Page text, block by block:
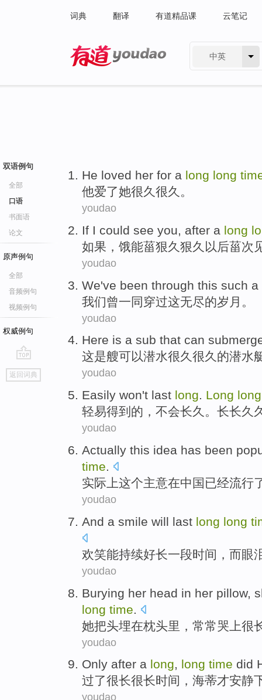
词典 翻译 有道精品课 云笔记
中英
双语例句
全部
口语
书面语
论文
原声例句
全部
音频例句
视频例句
权威例句
go
top
返回词典
He loved her for a long long
他爱了她很久 很久。
youdao
If I could see you, after a long
如果 ，饿能菑狠久狠久 以后菑次
youdao
We've been through this such a
我们曾一同穿过这无尽的岁月 。
youdao
Here is a sub that can
这是艘可以潜水很久 很久的潜水
youdao
Easily won't last long. Long
轻易得到的， 不会长久 。 长长久
youdao
Actually this idea has been
time.
实际上这个主意在中国 已经流行
youdao
And a smile will last long long
欢笑能持续好长一段时间 ， 而眼
youdao
Burying her head in her pillow,
long time
她把头埋在枕头里 ， 常常哭上很
youdao
Only after a long, long time did
过了很长很长时间 ， 海蒂才安静
youdao